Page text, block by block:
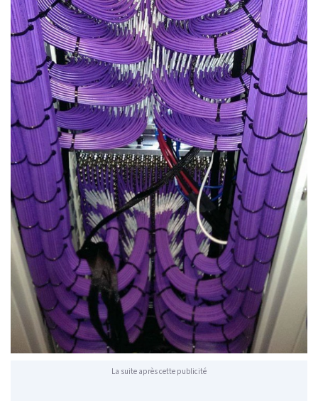
La suite après cette publicité